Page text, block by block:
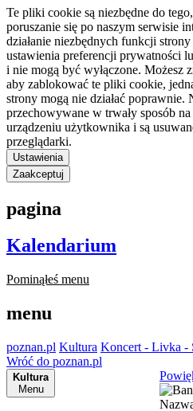
Te pliki cookie są niezbędne do
poruszanie się po naszym serwisie
działanie niezbędnych funkcji
ustawienia preferencji prywatności
i nie mogą być wyłączone. Możesz
aby zablokować te pliki cookie,
strony mogą nie działać poprawnie.
przechowywane w trwały sposób
urządzeniu użytkownika i są
przeglądarki.
Ustawienia
Zaakceptuj
pagina
Kalendarium
Pominąłeś menu
menu
poznan.pl Kultura Koncert - Livka -
Wróć do poznan.pl
Kultura
Menu